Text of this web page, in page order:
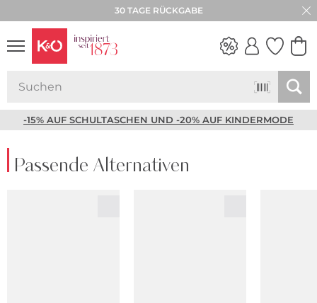
30 TAGE RÜCKGABE
-15% AUF SCHULTASCHEN UND -20% AUF KINDERMODE
Passende Alternativen